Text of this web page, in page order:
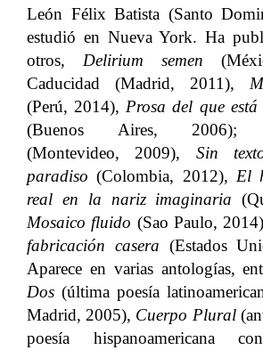
León Félix Batista (Santo
estudió en Nueva York. Ha
otros, Delirium semen
Caducidad (Madrid, 2011),
(Perú, 2014), Prosa del que
(Buenos Aires, 2006);
(Montevideo, 2009), Sin
paradiso (Colombia, 2012), El
real en la nariz imaginaria
Mosaico fluido (Sao Paulo,
fabricación casera (Estados
Aparece en varias antologías,
Dos (última poesía
Madrid, 2005), Cuerpo Plural
poesía hispanoamericana